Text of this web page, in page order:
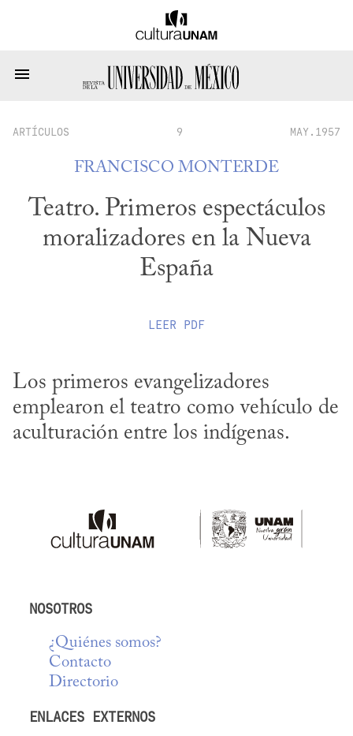
ARTÍCULOS 9 MAY.1957
FRANCISCO MONTERDE
Teatro. Primeros espectáculos
moralizadores en la Nueva
España
LEER PDF
Los primeros evangelizadores
emplearon el teatro como vehículo de
aculturación entre los indígenas.
NOSOTROS
¿Quiénes somos?
Contacto
Directorio
ENLACES EXTERNOS